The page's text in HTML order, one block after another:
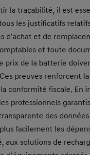
la traçabilité, il est
les justificatifs
d’achat et de
et toute
prix de la batterie
preuves renforcent
conformité fiscale. En
professionnels
des
facilement les
aux solutions de